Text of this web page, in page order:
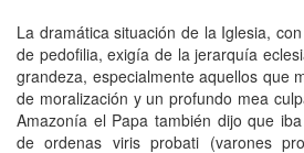
La dramática situación de la Iglesia,
de pedofilia, exigía de la jerarquía
grandeza, especialmente aquellos que
de moralización y un profundo mea
Amazonía el Papa también dijo que
de ordenas viris probati (varones